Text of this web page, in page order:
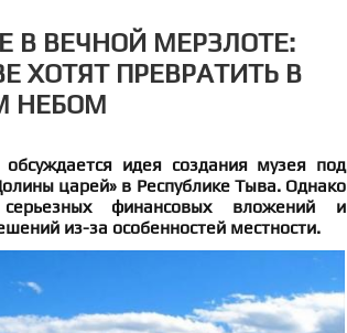
В ВЕЧНОЙ МЕРЗЛОТЕ:
ХОТЯТ ПРЕВРАТИТЬ В
НЕБОМ
идея создания музея под
царей» в Республике Тыва. Однако
финансовых вложений и
из-за особенностей местности.